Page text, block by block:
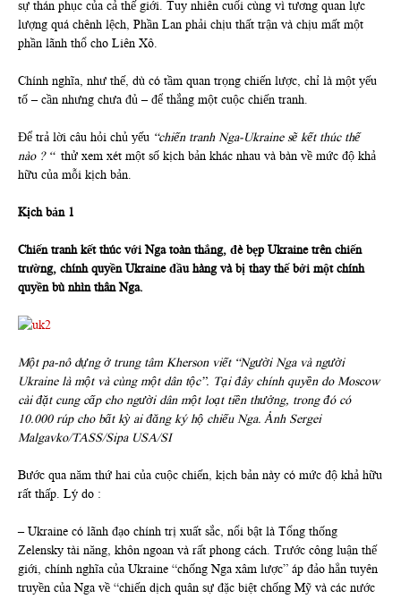
sự thán phục của cả thế giới. Tuy nhiên cuối cùng vì tương quan lực
lượng quá chênh lệch, Phần Lan phải chịu thất trận và chịu mất một
phần lãnh thổ cho Liên Xô.
Chính nghĩa, như thế, dù có tầm quan trọng chiến lược, chỉ là một yếu
tố – cần nhưng chưa đủ – để thắng một cuộc chiến tranh.
Để trả lời câu hỏi chủ yếu “chiến tranh Nga-Ukraine sẽ kết thúc thế
nào ? “ thử xem xét một số kịch bản khác nhau và bàn về mức độ khả
hữu của mỗi kịch bản.
Kịch bản 1
Chiến tranh kết thúc với Nga toàn thắng, đè bẹp Ukraine trên chiến
trường, chính quyền Ukraine đầu hàng và bị thay thế bởi một chính
quyền bù nhìn thân Nga.
Một pa-nô dựng ở trung tâm Kherson viết “Người Nga và người
Ukraine là một và cùng một dân tộc”. Tại đây chính quyền do Moscow
cài đặt cung cấp cho người dân một loạt tiền thưởng, trong đó có
10.000 rúp cho bất kỳ ai đăng ký hộ chiếu Nga. Ảnh Sergei
Malgavko/TASS/Sipa USA/SI
Bước qua năm thứ hai của cuộc chiến, kịch bản này có mức độ khả hữu
rất thấp. Lý do :
– Ukraine có lãnh đạo chính trị xuất sắc, nổi bật là Tổng thống
Zelensky tài năng, khôn ngoan và rất phong cách. Trước công luận thế
giới, chính nghĩa của Ukraine “chống Nga xâm lược” áp đảo hẳn tuyên
truyền của Nga về “chiến dịch quân sự đặc biệt chống Mỹ và các nước